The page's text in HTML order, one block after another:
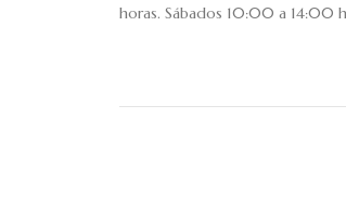
horas. Sábados 10:00 a 14:00